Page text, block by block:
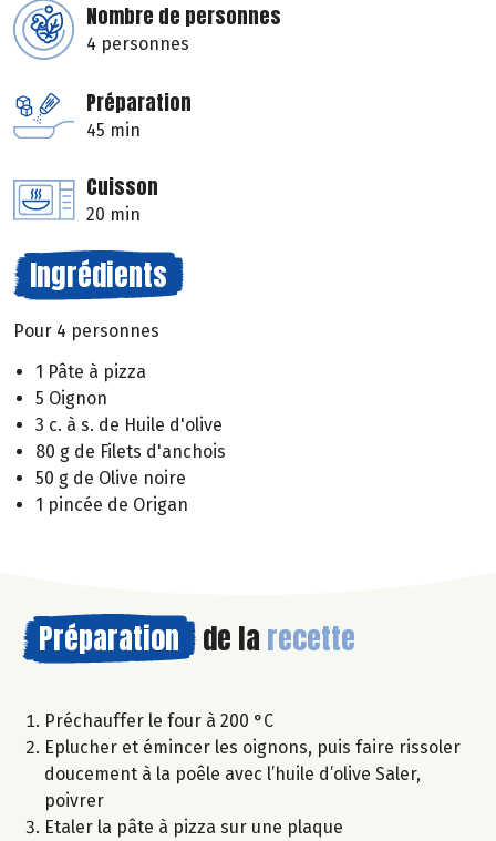
Nombre de personnes
4 personnes
Préparation
45 min
Cuisson
20 min
Ingrédients
Pour 4 personnes
1 Pâte à pizza
5 Oignon
3 c. à s. de Huile d'olive
80 g de Filets d'anchois
50 g de Olive noire
1 pincée de Origan
Préparation de la recette
Préchauffer le four à 200 °C
Eplucher et émincer les oignons, puis faire rissoler
doucement à la poêle avec l’huile d’olive Saler,
poivrer
Etaler la pâte à pizza sur une plaque